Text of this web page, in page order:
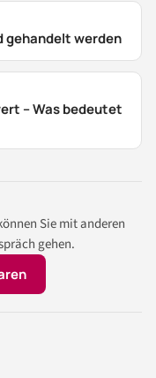
gehandelt werden
– Was bedeutet
Sie mit anderen
gehen.